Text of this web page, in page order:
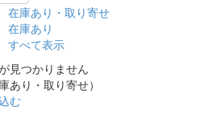
在庫あり・取り寄せ
在庫あり
すべて表示
見つかりません
あり・取り寄せ）
む